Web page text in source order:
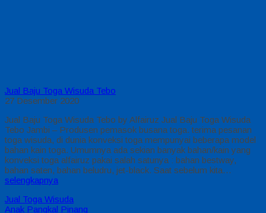
Jual Baju Toga Wisuda Tebo
27 Desember 2020
Jual Baju Toga Wisuda Tebo by Alfairuz Jual Baju Toga Wisuda
Tebo Jambi – Produsen pemasok busana toga. terima pesanan
toga wisuda, di dunia konveksi toga mempunyai beberapa model
bahan kain toga. Umumnya ada sekian banyak bahan/kain yang
konveksi toga alfairuz pakai salah satunya : bahan bestway,
bahan saten, bahan beludru, jet-black. Saat sebelum kita…
selengkapnya